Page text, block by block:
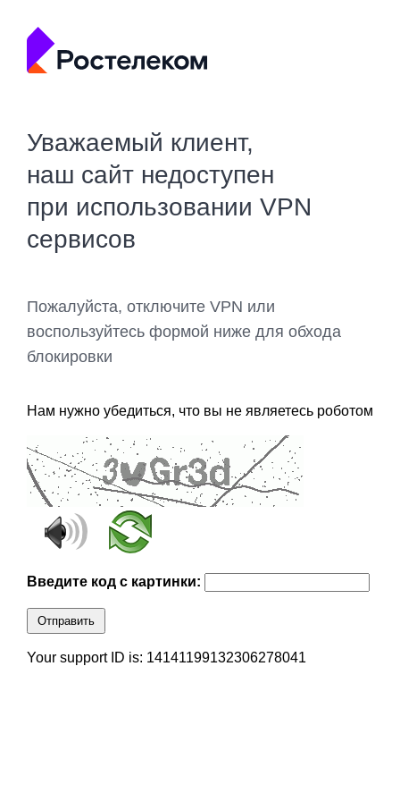
Уважаемый клиент,
наш сайт недоступен
при использовании VPN
сервисов
Пожалуйста, отключите VPN или
воспользуйтесь формой ниже для обхода
блокировки
Нам нужно убедиться, что вы не являетесь роботом
Введите код с картинки:
Отправить
Your support ID is: 14141199132306278041